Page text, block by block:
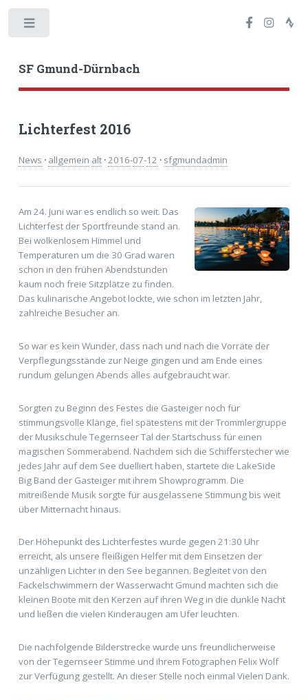
SF Gmund-Dürnbach
Lichterfest 2016
News · allgemein alt ·2016-07-12 · sfgmundadmin
Am 24. Juni war es endlich so weit. Das
Lichterfest der Sportfreunde stand an.
Bei wolkenlosem Himmel und
Temperaturen um die 30 Grad waren
schon in den frühen Abendstunden
kaum noch freie Sitzplätze zu finden.
Das kulinarische Angebot lockte, wie schon im letzten Jahr,
zahlreiche Besucher an.
So war es kein Wunder, dass nach und nach die Vorräte der
Verpflegungsstände zur Neige gingen und am Ende eines
rundum gelungen Abends alles aufgebraucht war.
Sorgten zu Beginn des Festes die Gasteiger noch für
stimmungsvolle Klänge, fiel spätestens mit der Trommlergruppe
der Musikschule Tegernseer Tal der Startschuss für einen
magischen Sommerabend. Nachdem sich die Schifferstecher wie
jedes Jahr auf dem See duelliert haben, startete die LakeSide
Big Band der Gasteiger mit ihrem Showprogramm. Die
mitreißende Musik sorgte für ausgelassene Stimmung bis weit
über Mitternacht hinaus.
Der Höhepunkt des Lichterfestes wurde gegen 21:30 Uhr
erreicht, als unsere fleißigen Helfer mit dem Einsetzen der
unzähligen Lichter in den See begannen. Begleitet von den
Fackelschwimmern der Wasserwacht Gmund machten sich die
kleinen Boote mit den Kerzen auf ihren Weg in die dunkle Nacht
und ließen die vielen Kinderaugen am Ufer leuchten.
Die nachfolgende Bilderstrecke wurde uns freundlicherweise
von der Tegernseer Stimme und ihrem Fotographen Felix Wolf
zur Verfügung gestellt. An dieser Stelle noch einmal Vielen Dank.